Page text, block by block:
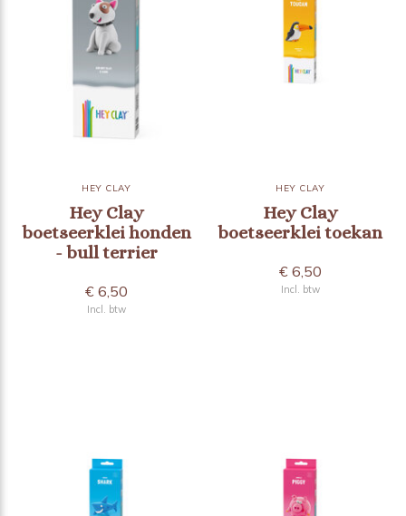
HEY CLAY
Hey Clay
boetseerklei honden
- bull terrier
€ 6,50
Incl. btw
HEY CLAY
Hey Clay
boetseerklei toekan
€ 6,50
Incl. btw